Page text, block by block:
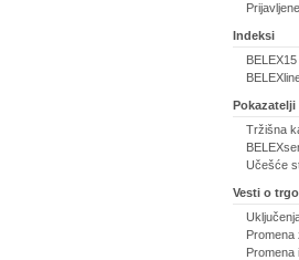
Indeksi
BELEX15
Pokazatelji
Tržišna
Učešće
Vesti o
Promena
Promena